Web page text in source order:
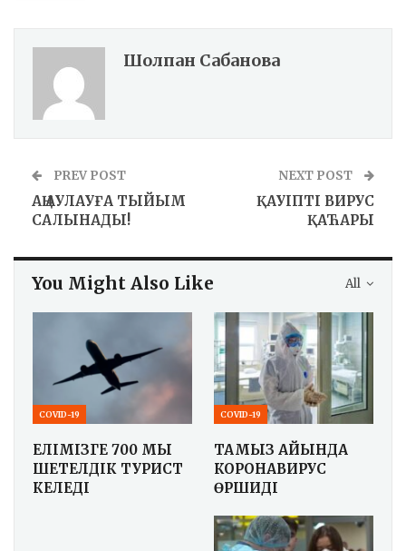
Шолпан Сабанова
PREV POST
АҢ АУЛАУҒА ТЫЙЫМ
САЛЫНАДЫ!
NEXT POST
ҚАУІПТІ ВИРУС
ҚАЋАРЫ
All
You Might Also Like
COVID-19
ЕЛІМІЗГЕ 700 МЫҢ
ШЕТЕЛДІК ТУРИСТ
КЕЛЕДІ
COVID-19
ТАМЫЗ АЙЫНДА
КОРОНАВИРУС
ӨРШИДІ